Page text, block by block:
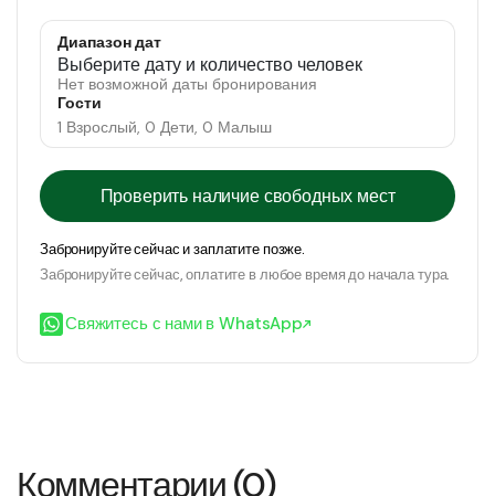
Диапазон дат
Выберите дату и количество человек
Нет возможной даты бронирования
Гости
1 Взрослый, 0 Дети, 0 Малыш
Проверить наличие свободных мест
Забронируйте сейчас и заплатите позже.
Забронируйте сейчас, оплатите в любое время до начала тура.
Свяжитесь с нами в WhatsApp
Комментарии (0)